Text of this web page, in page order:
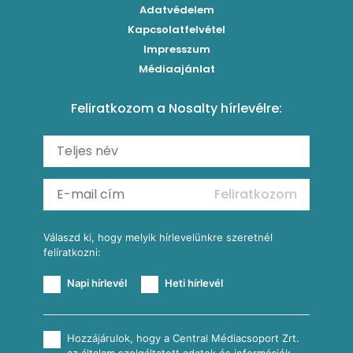
Carbonara
Szaftos paprikás csirke
Shakshuka
Ratatouille
Grillezettkukorica-saláta fűszeres garnélanyársakkal
Kukoricás-újhagymás lepény
Mexikói húsleves kukorica salsával
Almás-kéksajtos kukoricasaláta
Köretek
Reggeli receptek
Adatvédelem
Kapcsolatfelvétel
Impresszum
Médiaajánlat
Feliratkozom a Nosalty hírlevélre:
Feliratkozom
Válaszd ki, hogy melyik hírlevelünkre szeretnél
felíratkozni:
Napi hírlevél Heti hírlevél
Hozzájárulok, hogy a Central Médiacsoport Zrt.